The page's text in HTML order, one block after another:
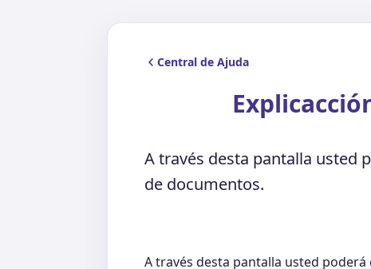
Central de Ajuda
A través desta pantalla usted
de documentos.
A través desta pantalla usted